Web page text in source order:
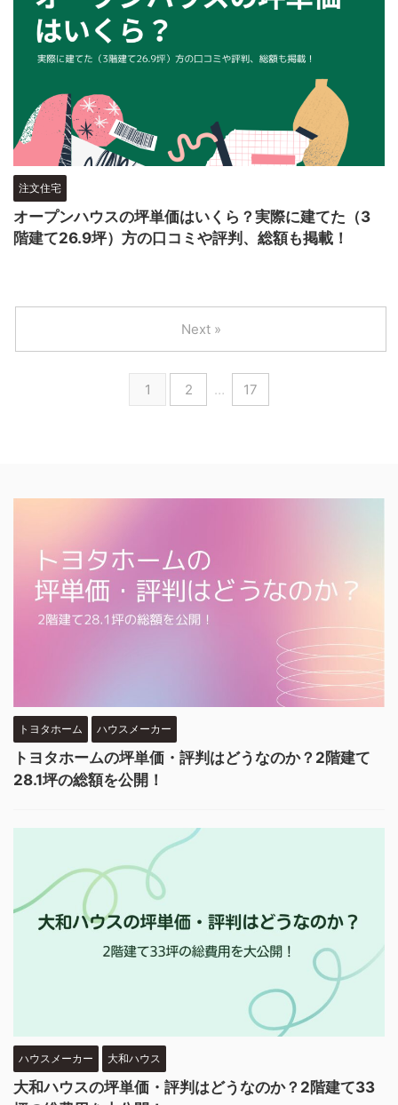
注文住宅
オープンハウスの坪単価はいくら？実際に建てた（3
階建て26.9坪）方の口コミや評判、総額も掲載！
1 2 … 17
Next »
トヨタホーム ハウスメーカー
トヨタホームの坪単価・評判はどうなのか？2階建て
28.1坪の総額を公開！
ハウスメーカー 大和ハウス
大和ハウスの坪単価・評判はどうなのか？2階建て33